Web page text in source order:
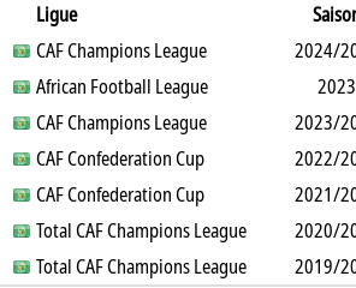
Ligue
SO
B B A 2J
CAF Champions League 2024/
3
4 1 0 0
African Football League 2023
0
2 0 0
CAF Champions League 2023/
3
2 0 0
CAF Confederation Cup 2022/
2
0 0 0
CAF Confederation Cup 2021/
1
4 0 0 0
Total CAF Champions League 2020/
3
1 1 1 0
Total CAF Champions League 2019/